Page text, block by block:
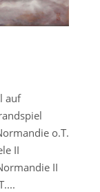
auf
o.T.
II
II